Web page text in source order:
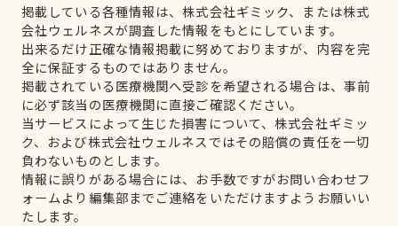
掲載している各種情報は、株式会社ギミック、または株式
会社ウェルネスが調査した情報をもとにしています。
出来るだけ正確な情報掲載に努めておりますが、内容を完
全に保証するものではありません。
掲載されている医療機関へ受診を希望される場合は、事前
に必ず該当の医療機関に直接ご確認ください。
当サービスによって生じた損害について、株式会社ギミッ
ク、および株式会社ウェルネスではその賠償の責任を一切
負わないものとします。
情報に誤りがある場合には、お手数ですがお問い合わせフ
ォームより編集部までご連絡をいただけますようお願いい
たします。